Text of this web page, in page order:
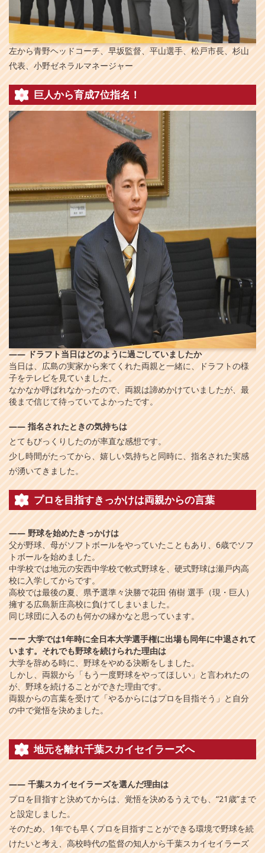
左から青野ヘッドコーチ、早坂監督、平山選手、松戸市長、杉山
代表、小野ゼネラルマネージャー
巨人から育成7位指名！
―― ドラフト当日はどのように過ごしていましたか
当日は、広島の実家から来てくれた両親と一緒に、ドラフトの様
子をテレビを見ていました。
なかなか呼ばれなかったので、両親は諦めかけていましたが、最
後まで信じて待っていてよかったです。
―― 指名されたときの気持ちは
とてもびっくりしたのが率直な感想です。
少し時間がたってから、嬉しい気持ちと同時に、指名された実感
が湧いてきました。
プロを目指すきっかけは両親からの言葉
―― 野球を始めたきっかけは
父が野球、母がソフトボールをやっていたこともあり、6歳でソフ
トボールを始めました。
中学校では地元の安西中学校で軟式野球を、硬式野球は瀬戸内高
校に入学してからです。
高校では最後の夏、県予選準々決勝で花田 侑樹 選手（現・巨人）
擁する広島新庄高校に負けてしまいました。
同じ球団に入るのも何かの縁かなと思っています。
ーー 大学では1年時に全日本大学選手権に出場も同年に中退されて
います。それでも野球を続けられた理由は
大学を辞める時に、野球をやめる決断をしました。
しかし、両親から「もう一度野球をやってほしい」と言われたの
が、野球を続けることができた理由です。
両親からの言葉を受けて「やるからにはプロを目指そう」と自分
の中で覚悟を決めました。
地元を離れ千葉スカイセイラーズへ
―― 千葉スカイセイラーズを選んだ理由は
プロを目指すと決めてからは、覚悟を決めるうえでも、“21歳”まで
と設定しました。
そのため、1年でも早くプロを目指すことができる環境で野球を続
けたいと考え、高校時代の監督の知人から千葉スカイセイラーズ